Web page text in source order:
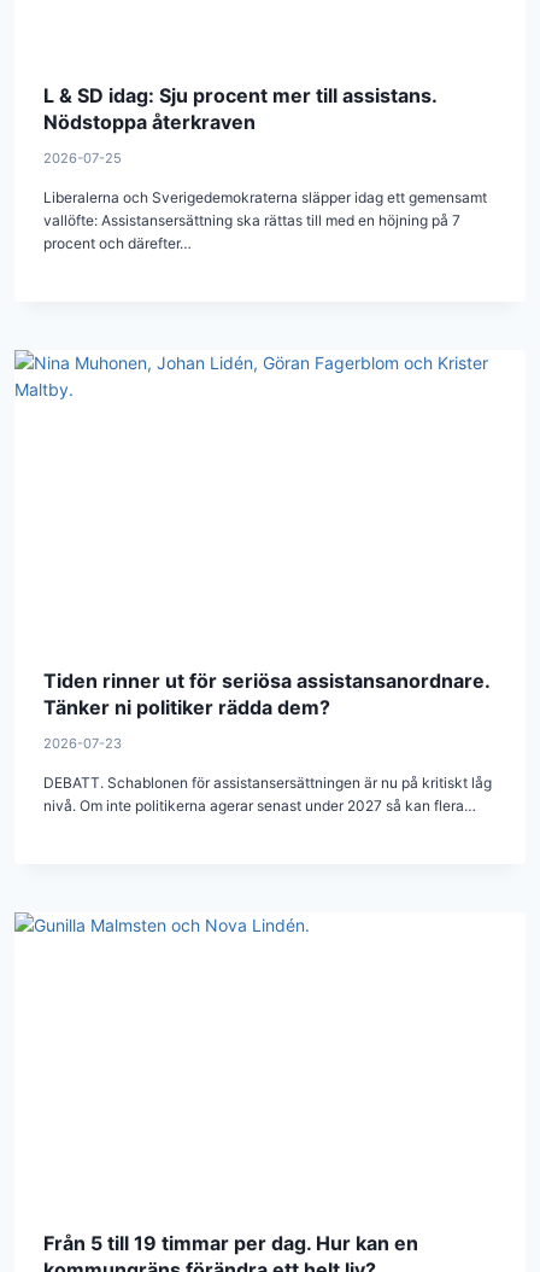
L & SD idag: Sju procent mer till assistans.
Nödstoppa återkraven
2026-07-25
Liberalerna och Sverigedemokraterna släpper idag ett gemensamt
vallöfte: Assistansersättning ska rättas till med en höjning på 7
procent och därefter…
Tiden rinner ut för seriösa assistansanordnare.
Tänker ni politiker rädda dem?
2026-07-23
DEBATT. Schablonen för assistansersättningen är nu på kritiskt låg
nivå. Om inte politikerna agerar senast under 2027 så kan flera…
Från 5 till 19 timmar per dag. Hur kan en